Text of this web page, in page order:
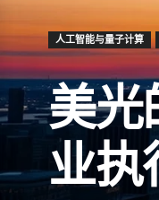
人工智能与量子计算
美光
业执